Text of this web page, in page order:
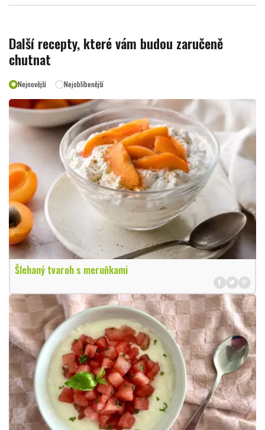
Další recepty, které vám budou zaručeně
chutnat
Nejnovější Nejoblíbenější
Šlehaný tvaroh s meruňkami